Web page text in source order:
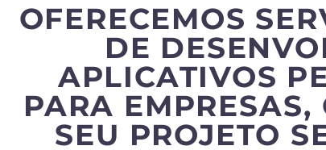
OFERECEMOS
DE
APLICATIVOS
PARA
SEU PROJETO